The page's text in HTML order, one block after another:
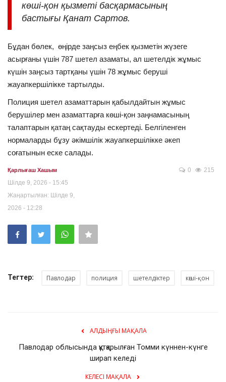
көші-қон қызметі басқармасының
бастығы Қанат Сартов.
Бұдан бөлек, өңірде заңсыз еңбек қызметін жүзеге
асырғаны үшін 787 шетел азаматы, ал шетелдік жұмыс
күшін заңсыз тартқаны үшін 78 жұмыс беруші
жауапкершілікке тартылды.
Полиция шетел азаматтарын қабылдайтын жұмыс
берушілер мен азаматтарға көші-қон заңнамасының
талаптарын қатаң сақтауды ескертеді. Белгіленген
нормаларды бұзу әкімшілік жауапкершілікке әкеп
соғатынын еске салады.
Қарлығаш Хашым
Шілде 9, 2026 - 15:45
Жаңартылған: Шілде 9,
2026 - 12:28
0 215
Тегтер: Павлодар полиция шетелдіктер көші-қон
АЛДЫҢҒЫ МАҚАЛА
Павлодар облысында құтқарылған Томми күннен-күнге
ширап келеді
КЕЛЕСІ МАҚАЛА